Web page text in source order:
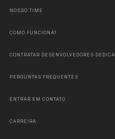
NOSSO TIME
COMO FUNCIONA?
CONTRATAR DESENVOLVEDORES
PERGUNTAS FREQUENTES
ENTRAR EM CONTATO
CARREIRA